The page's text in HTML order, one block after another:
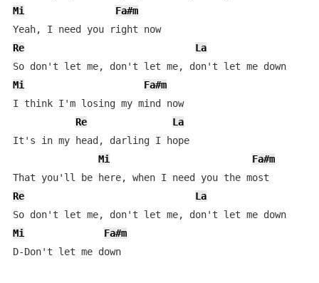
Mi
Fa#m
Yeah, I need you right now
Re
La
So don't let me, don't let me, don't let me down
Mi
Fa#m
I think I'm losing my mind now
Re
La
It's in my head, darling I hope
Mi
Fa#m
Re
La
So don't let me, don't let me, don't let me down
Mi
Fa#m
D-Don't let me down